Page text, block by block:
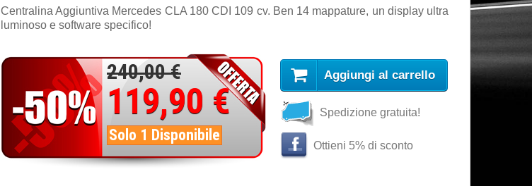
Centralina Aggiuntiva Mercedes CLA 180 CDI 109 cv. Ben 14 mappature, un display ultra
luminoso e software specifico!
240,00 €
119,90 €
Solo 1 Disponibile
Aggiungi al carrello
Spedizione gratuita!
Ottieni 5% di sconto